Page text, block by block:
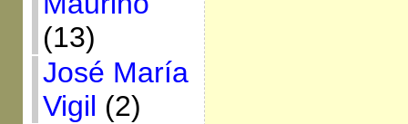
(13)
José María
Vigil (2)